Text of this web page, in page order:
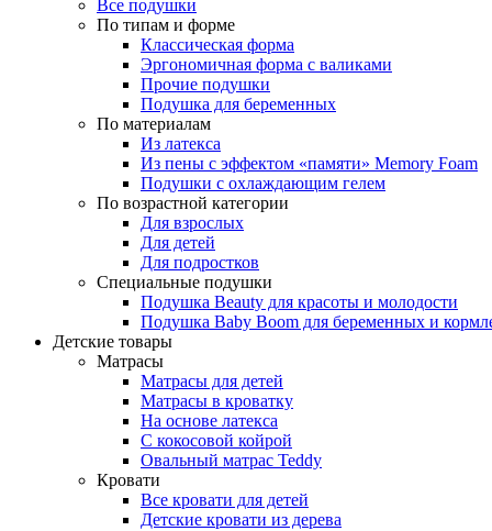
Все подушки
По типам и форме
Классическая форма
Эргономичная форма с валиками
Прочие подушки
Подушка для беременных
По материалам
Из латекса
Из пены с эффектом «памяти» Memory Foam
Подушки с охлаждающим гелем
По возрастной категории
Для взрослых
Для детей
Для подростков
Специальные подушки
Подушка Beauty для красоты и молодости
Подушка Baby Boom для беременных и
Детские товары
Матрасы
Матрасы для детей
Матрасы в кроватку
На основе латекса
С кокосовой койрой
Овальный матрас Teddy
Кровати
Все кровати для детей
Детские кровати из дерева